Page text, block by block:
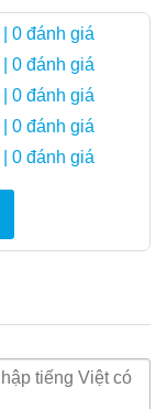
| 0 đánh giá
| 0 đánh giá
| 0 đánh giá
| 0 đánh giá
| 0 đánh giá